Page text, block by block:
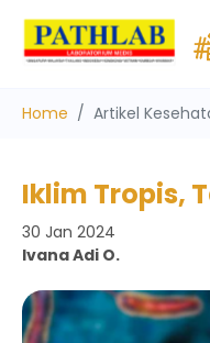
Home Artikel
Iklim Tropis,
30 Jan 2024
Ivana Adi O.